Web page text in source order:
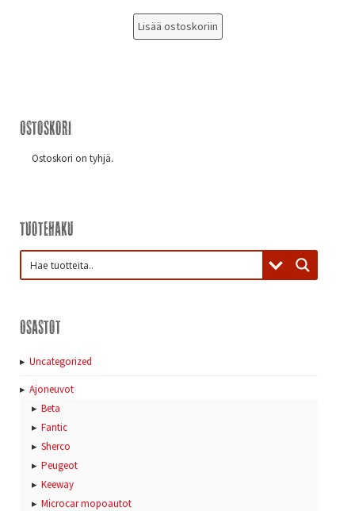
Lisää ostoskoriin
Ostoskori
Ostoskori on tyhjä.
Tuotehaku
Osastot
Uncategorized
Ajoneuvot
Beta
Fantic
Sherco
Peugeot
Keeway
Microcar mopoautot